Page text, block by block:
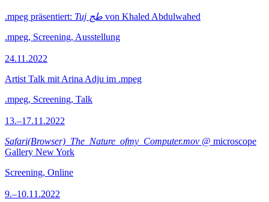
.mpeg präsentiert: Tuj طج von Khaled Abdulwahed
.mpeg, Screening, Ausstellung
24.11.2022
Artist Talk mit Arina Adju im .mpeg
.mpeg, Screening, Talk
13.–17.11.2022
Safari(Browser)_The_Nature_ofmy_Computer.mov @ microscope
Gallery New York
Screening, Online
9.–10.11.2022